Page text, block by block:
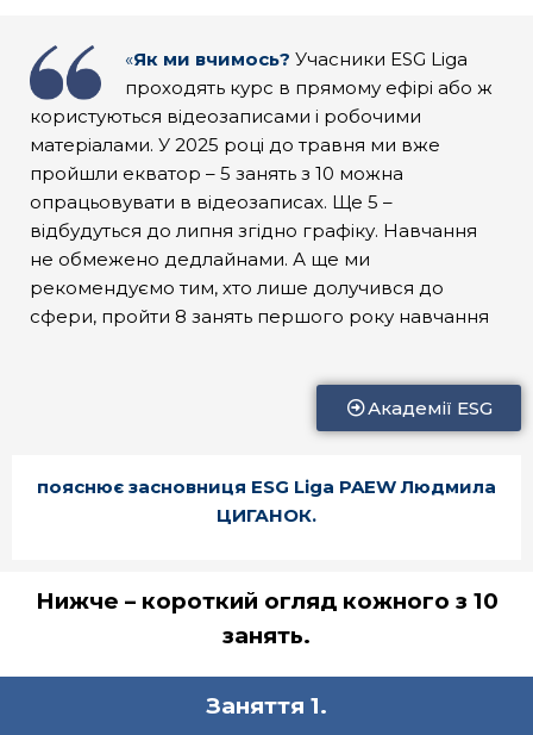
«Як ми вчимось? Учасники ESG Liga
проходять курс в прямому ефірі або ж
користуються відеозаписами і робочими
матеріалами. У 2025 році до травня ми вже
пройшли екватор – 5 занять з 10 можна
опрацьовувати в відеозаписах. Ще 5 –
відбудуться до липня згідно графіку. Навчання
не обмежено дедлайнами. А ще ми
рекомендуємо тим, хто лише долучився до
сфери, пройти 8 занять першого року навчання
Академії ESG
пояснює засновниця ESG Liga PAEW Людмила
ЦИГАНОК.
Нижче – короткий огляд кожного з 10
занять.
Заняття 1.